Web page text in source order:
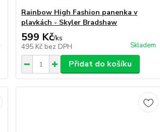
Rainbow High Fashion panenka v
plavkách - Skyler Bradshaw
599 Kč/ks
495 Kč bez DPH Skladem
Přidat do košíku